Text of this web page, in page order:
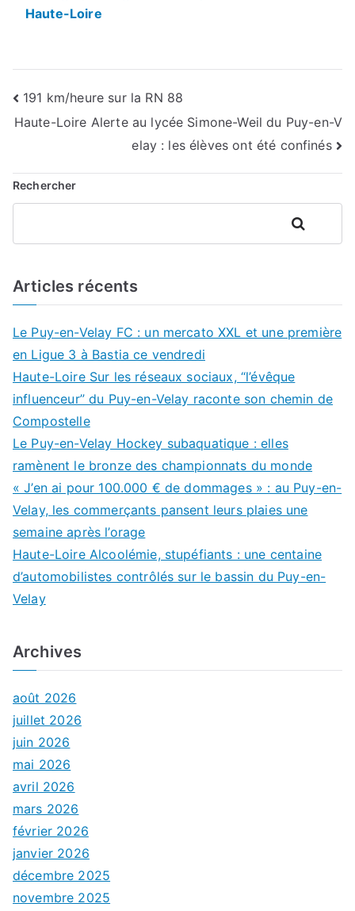
Haute-Loire
Navigation
de
l’article
191 km/heure sur la RN 88
Haute-Loire Alerte au lycée Simone-Weil du Puy-en-V
elay : les élèves ont été confinés
Rechercher
Rechercher
Articles récents
Le Puy-en-Velay FC : un mercato XXL et une première
en Ligue 3 à Bastia ce vendredi
Haute-Loire Sur les réseaux sociaux, “l’évêque
influenceur” du Puy-en-Velay raconte son chemin de
Compostelle
Le Puy-en-Velay Hockey subaquatique : elles
ramènent le bronze des championnats du monde
« J’en ai pour 100.000 € de dommages » : au Puy-en-
Velay, les commerçants pansent leurs plaies une
semaine après l’orage
Haute-Loire Alcoolémie, stupéfiants : une centaine
d’automobilistes contrôlés sur le bassin du Puy-en-
Velay
Archives
août 2026
juillet 2026
juin 2026
mai 2026
avril 2026
mars 2026
février 2026
janvier 2026
décembre 2025
novembre 2025